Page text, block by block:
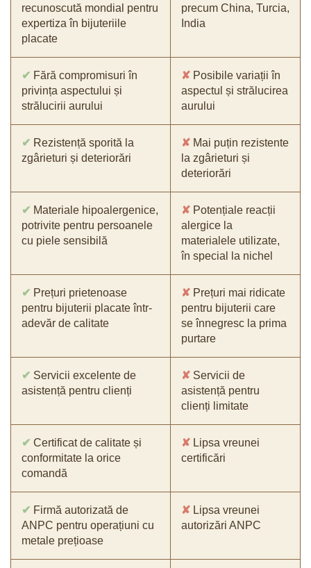
recunoscută mondial pentru
expertiza în bijuteriile
placate
precum China, Turcia,
India
✔ Fără compromisuri în
privința aspectului și
strălucirii aurului
✘ Posibile variații în
aspectul și strălucirea
aurului
✔ Rezistență sporită la
zgârieturi și deteriorări
✘ Mai puțin rezistente
la zgârieturi și
deteriorări
✔ Materiale hipoalergenice,
potrivite pentru persoanele
cu piele sensibilă
✘ Potențiale reacții
alergice la
materialele utilizate,
în special la nichel
✔ Prețuri prietenoase
pentru bijuterii placate într-
adevăr de calitate
✘ Prețuri mai ridicate
pentru bijuterii care
se înnegresc la prima
purtare
✔ Servicii excelente de
asistență pentru clienți
✘ Servicii de
asistență pentru
clienți limitate
✔ Certificat de calitate și
conformitate la orice
comandă
✘ Lipsa vreunei
certificări
✔ Firmă autorizată de
ANPC pentru operațiuni cu
metale prețioase
✘ Lipsa vreunei
autorizări ANPC